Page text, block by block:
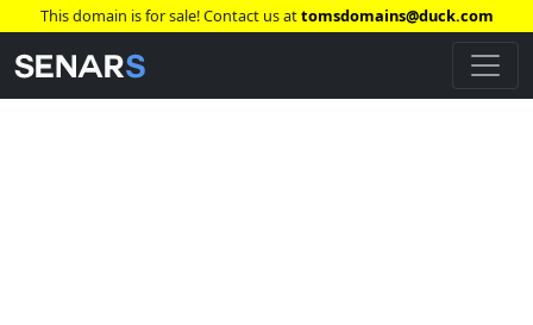
This domain is for sale! Contact us attomsdomains@duck.com